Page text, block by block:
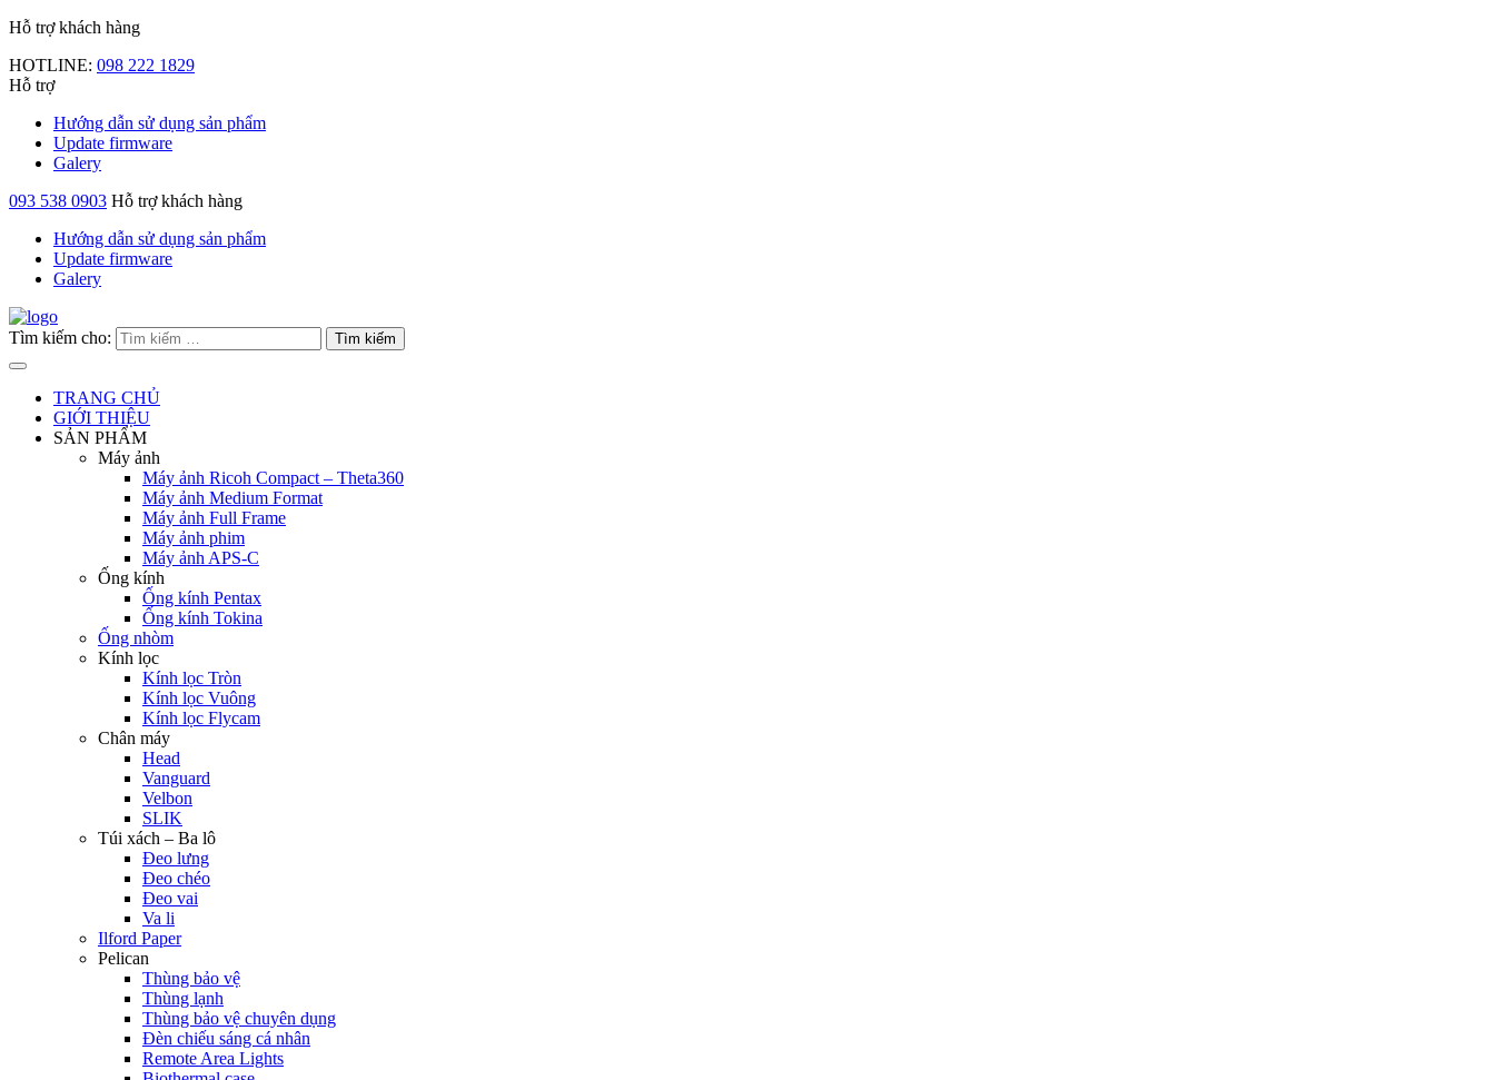
Hỗ trợ khách hàng
HOTLINE: 098 222 1829
Hỗ trợ
Hướng dẫn sử dụng sản phẩm
Update firmware
Galery
093 538 0903 Hỗ trợ khách hàng
Hướng dẫn sử dụng sản phẩm
Update firmware
Galery
Tìm kiếm cho:
TRANG CHỦ
GIỚI THIỆU
SẢN PHẨM
Máy ảnh
Máy ảnh Ricoh Compact – Theta360
Máy ảnh Medium Format
Máy ảnh Full Frame
Máy ảnh phim
Máy ảnh APS-C
Ống kính
Ống kính Pentax
Ống kính Tokina
Ống nhòm
Kính lọc
Kính lọc Tròn
Kính lọc Vuông
Kính lọc Flycam
Chân máy
Head
Vanguard
Velbon
SLIK
Túi xách – Ba lô
Đeo lưng
Đeo chéo
Đeo vai
Va li
Ilford Paper
Pelican
Thùng bảo vệ
Thùng lạnh
Thùng bảo vệ chuyên dụng
Đèn chiếu sáng cá nhân
Remote Area Lights